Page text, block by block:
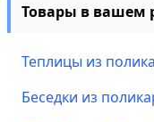
Товары в вашем
Теплицы из
Беседки из